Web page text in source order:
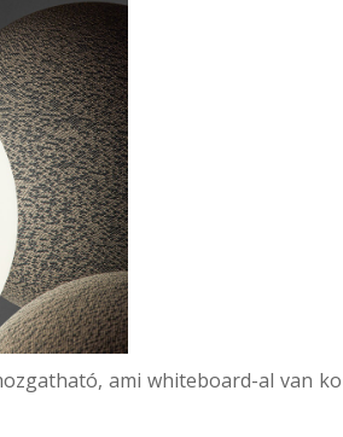
ami whiteboard-al van